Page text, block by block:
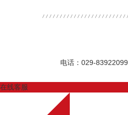
电话：029-83922099
在线客服